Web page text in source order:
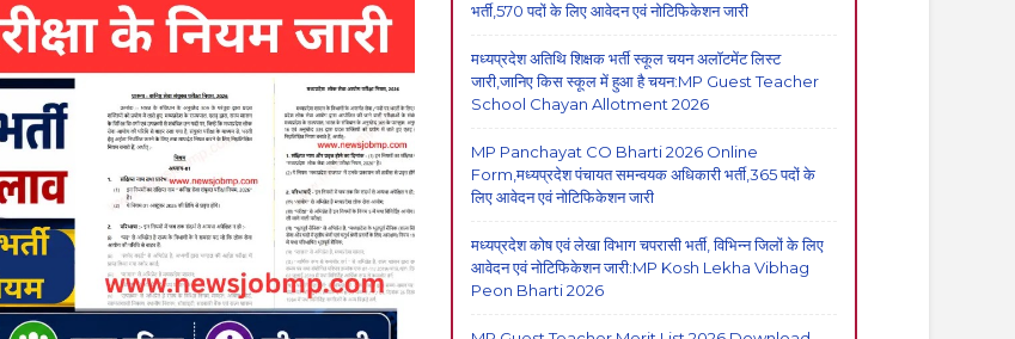
भर्ती,570 पदों के लिए आवेदन एवं नोटिफिकेशन जारी
मध्यप्रदेश अतिथि शिक्षक भर्ती स्कूल चयन अलॉटमेंट लिस्ट
जारी,जानिए किस स्कूल में हुआ है चयन:MP Guest Teacher
School Chayan Allotment 2026
MP Panchayat CO Bharti 2026 Online
Form,मध्यप्रदेश पंचायत समन्वयक अधिकारी भर्ती,365 पदों के
लिए आवेदन एवं नोटिफिकेशन जारी
मध्यप्रदेश कोष एवं लेखा विभाग चपरासी भर्ती, विभिन्न जिलों के लिए
आवेदन एवं नोटिफिकेशन जारी:MP Kosh Lekha Vibhag
Peon Bharti 2026